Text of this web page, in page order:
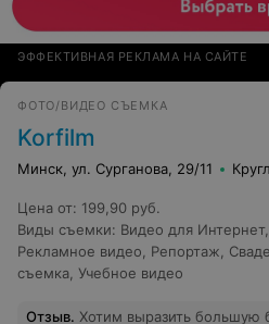
ЭФФЕКТИВНАЯ РЕКЛАМА НА САЙТЕ
ФОТО/ВИДЕО СЪЕМКА
Korfilm
Минск, ул. Сурганова, 29/11
Цена от: 199,90 руб.
Виды съемки: Видео для Интернет,
Рекламное видео
Репортаж
съемка Учебное видео
Отзыв. Хотим выразить большую